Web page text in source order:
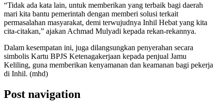
“Tidak ada kata lain, untuk memberikan yang terbaik bagi daerah
mari kita bantu pemerintah dengan memberi solusi terkait
permasalahan masyarakat, demi terwujudnya Inhil Hebat yang kita
cita-citakan,” ajakan Achmad Mulyadi kepada rekan-rekannya.
Dalam kesempatan ini, juga dilangsungkan penyerahan secara
simbolis Kartu BPJS Ketenagakerjaan kepada penjual Jamu
Keliling, guna memberikan kenyamanan dan keamanan bagi pekerja
di Inhil. (mhd)
Post navigation